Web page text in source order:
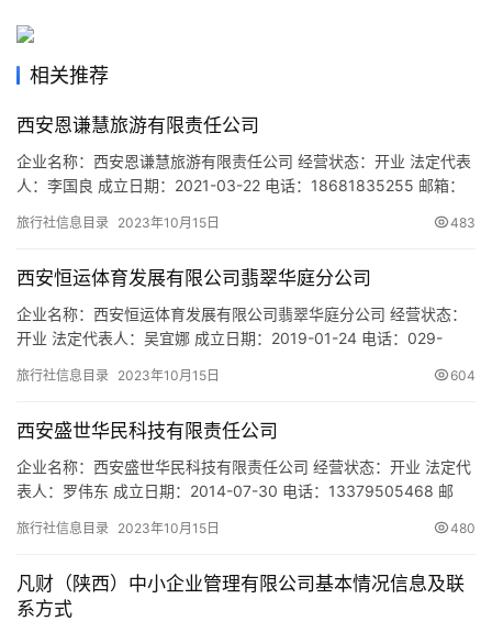
活
游
市
相关推荐
西安恩谦慧旅游有限责任公司
企业名称：西安恩谦慧旅游有限责任公司 经营状态：开业 法定代表
人：李国良 成立日期：2021-03-22 电话：18681835255 邮箱：
91610133MAB0RXEJ97 注册地址：陕西省西安市新城区联志路联
旅游招徕、咨询服务；票务…
旅行社信息目录 2023年10月15日 483
西安恒运体育发展有限公司翡翠华庭分公司
企业名称：西安恒运体育发展有限公司翡翠华庭分公司 经营状态：
开业 法定代表人：吴宜娜 成立日期：2019-01-24 电话：029-
码：91610104MA6WDPA508 注册地址：陕西省西安市莲湖区大
目：农业园…
旅行社信息目录 2023年10月15日 604
西安盛世华民科技有限责任公司
企业名称：西安盛世华民科技有限责任公司 经营状态：开业 法定代
表人：罗伟东 成立日期：2014-07-30 电话：13379505468 邮
916101323111915535 注册地址：陕西省西安市莲湖区团结中路
售；食品用洗涤剂…
旅行社信息目录 2023年10月15日 480
凡财（陕西）中小企业管理有限公司基本情况信息及联
系方式